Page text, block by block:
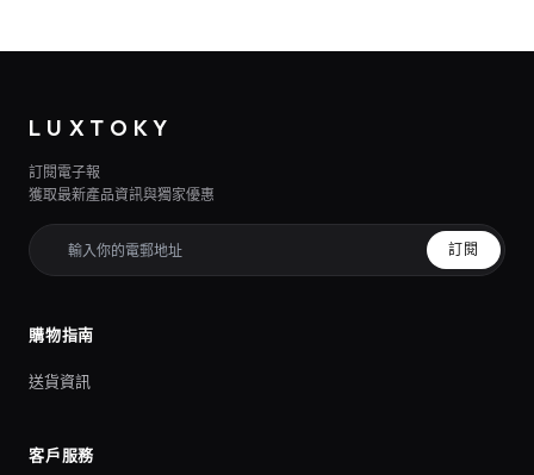
LUXTOKY
訂閱電子報
獲取最新產品資訊與獨家優惠
訂閱
購物指南
送貨資訊
客戶服務